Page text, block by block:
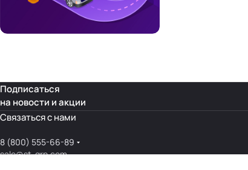
Подписаться
на новости и акции
Связаться с нами
8 (800) 555-66-89
sale@st-grp.com